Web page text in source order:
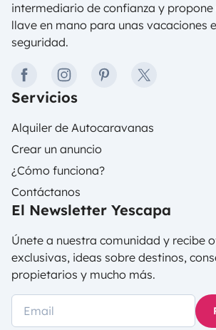
intermediario de confianza y propone
llave en mano para unas vacaciones
seguridad.
facebookinstagrampinteresttwitter
Servicios
Alquiler de Autocaravanas
Crear un anuncio
¿Cómo funciona?
Contáctanos
El Newsletter Yescapa
Únete a nuestra comunidad y recibe
exclusivas, ideas sobre destinos,
propietarios y mucho más.